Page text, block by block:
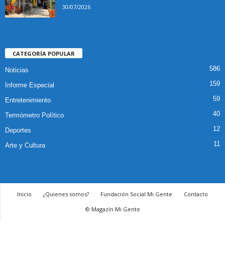
30/07/2026
CATEGORÍA POPULAR
Noticias 586
Informe Especial 159
Entretenimiento 59
Termómetro Político 40
Deportes 12
Arte y Cultura 11
Inicio ¿Quienes somos? Fundación Social Mi Gente
Contacto
© Magazín Mi Gente